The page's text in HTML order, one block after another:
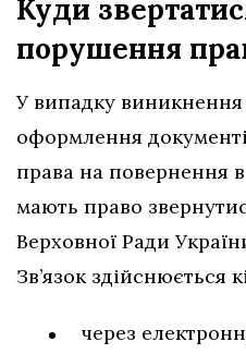
Куди
порушення
У випадку виникнення
оформлення
права на повернення
мають право
Верховної Ради
Зв’язок здійснюється
через